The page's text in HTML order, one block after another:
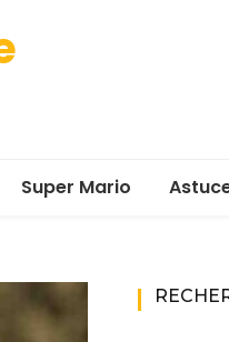
Super Mario